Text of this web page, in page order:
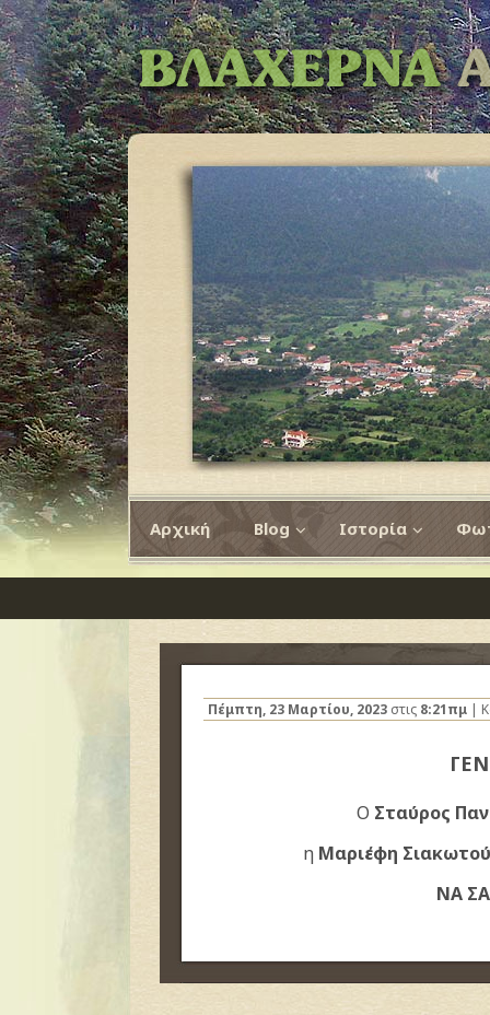
Αρχική Blog Ιστορία
Πέμπτη, 23 Μαρτίου, 2023 στις 8:21πμ |
Ο Σταύρος
η Μαριέφη
ΝΑ